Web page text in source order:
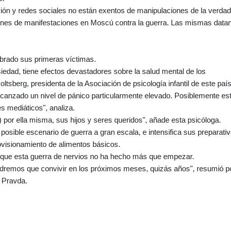
y redes sociales no están exentos de manipulaciones de la
de manifestaciones en Moscú contra la guerra. Las mismas
sus primeras víctimas.
tiene efectos devastadores sobre la salud mental de los
presidenta de la Asociación de psicología infantil de este
un nivel de pánico particularmente elevado. Posiblemente
mediáticos", analiza.
ella misma, sus hijos y seres queridos", añade esta psicóloga.
escenario de guerra a gran escala, e intensifica sus
de alimentos básicos.
esta guerra de nervios no ha hecho más que empezar.
que convivir en los próximos meses, quizás años", resumió